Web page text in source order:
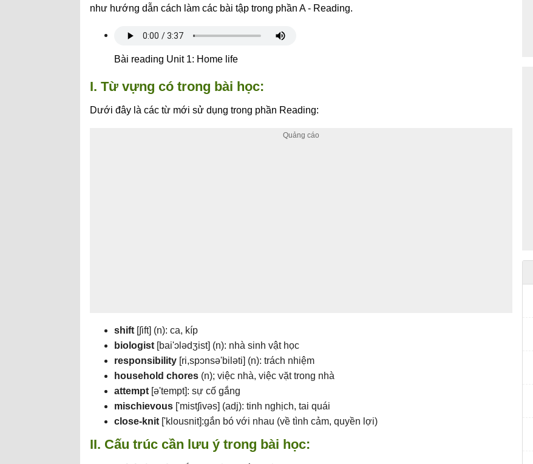
như hướng dẫn cách làm các bài tập trong phần A - Reading.
Bài reading Unit 1: Home life
I. Từ vựng có trong bài học:
Dưới đây là các từ mới sử dụng trong phần Reading:
shift [∫ift] (n): ca, kíp
biologist [bai'ɔlədʒist] (n): nhà sinh vật học
responsibility [ri,spɔnsə'biləti] (n): trách nhiệm
household chores (n); việc nhà, việc vặt trong nhà
attempt [ə'tempt]: sự cố gắng
mischievous ['mist∫ivəs] (adj): tinh nghịch, tai quái
close-knit ['klousnit]:gắn bó với nhau (về tình cảm, quyền lợi)
II. Cấu trúc cần lưu ý trong bài học: